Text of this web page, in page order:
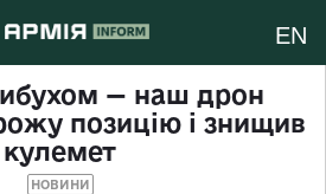
EN
— наш дрон
позицію і знищив
кулемет
НОВИНИ